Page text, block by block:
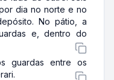
dia no norte e no
No pátio, a
e, dentro do
guardas entre os